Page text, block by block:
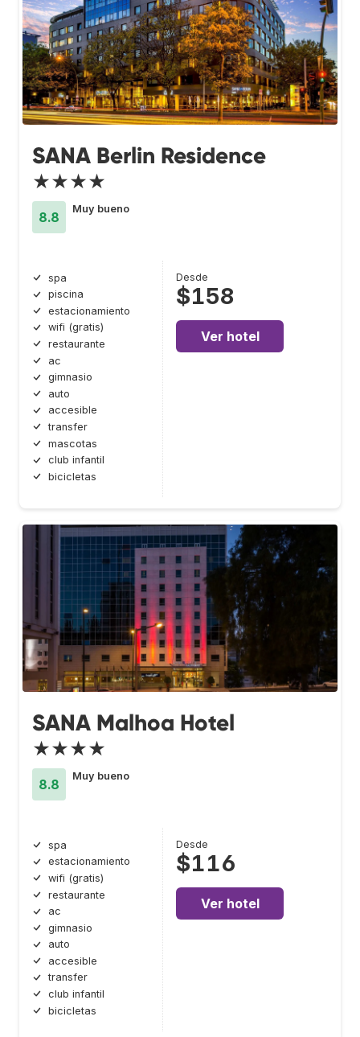
SANA Berlin Residence
★★★★
8.8
Muy bueno
spa
piscina
estacionamiento
wifi (gratis)
restaurante
ac
gimnasio
auto
accesible
transfer
mascotas
club infantil
bicicletas
Desde
$158
Ver hotel
SANA Malhoa Hotel
★★★★
8.8
Muy bueno
spa
estacionamiento
wifi (gratis)
restaurante
ac
gimnasio
auto
accesible
transfer
club infantil
bicicletas
Desde
$116
Ver hotel